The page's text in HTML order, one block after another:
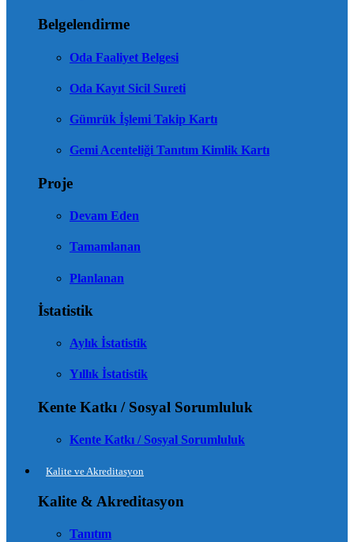
Belgelendirme
Oda Faaliyet Belgesi
Oda Kayıt Sicil Sureti
Gümrük İşlemi Takip Kartı
Gemi Acenteliği Tanıtım Kimlik Kartı
Proje
Devam Eden
Tamamlanan
Planlanan
İstatistik
Aylık İstatistik
Yıllık İstatistik
Kente Katkı / Sosyal Sorumluluk
Kente Katkı / Sosyal Sorumluluk
Kalite ve Akreditasyon
Kalite & Akreditasyon
Tanıtım